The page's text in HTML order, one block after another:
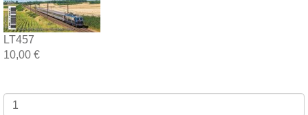
LT457
10,00 €